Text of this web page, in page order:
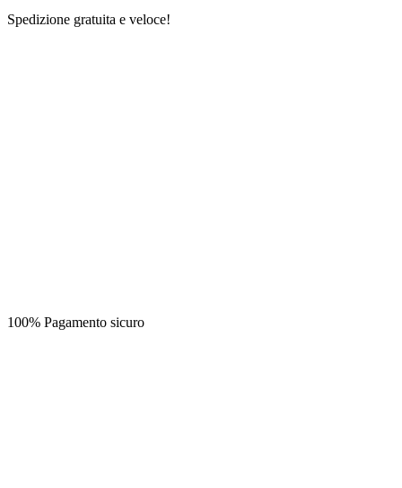
Spedizione gratuita e veloce!
100% Pagamento sicuro